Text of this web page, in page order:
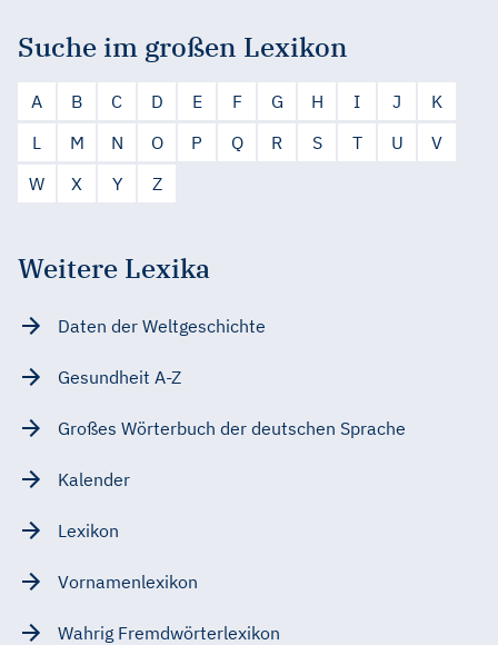
Suche im großen Lexikon
A B C D E F G H I J
K
L
M N O P Q R S T U
V
W
X Y Z
Weitere Lexika
Daten der Weltgeschichte
Gesundheit A-Z
Großes Wörterbuch der deutschen Sprache
Kalender
Lexikon
Vornamenlexikon
Wahrig Fremdwörterlexikon